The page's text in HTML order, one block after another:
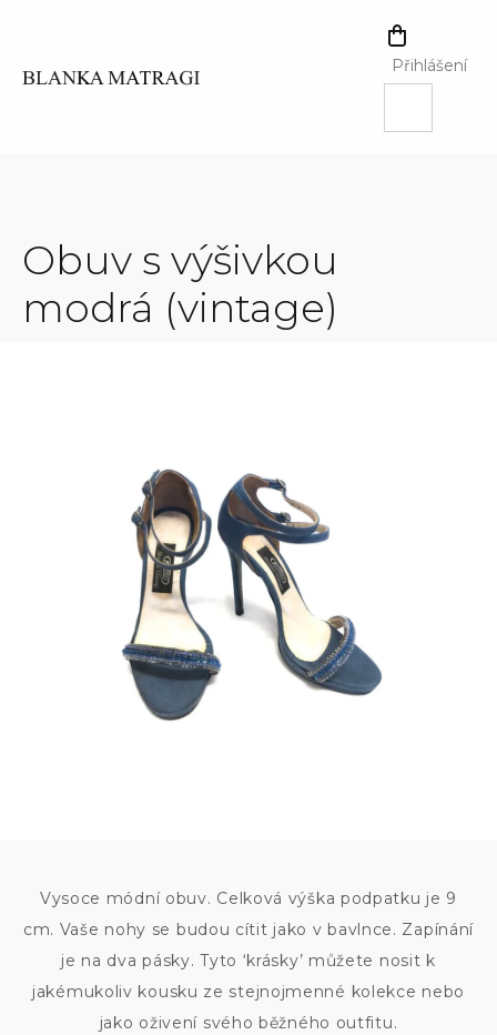
NÁKUPNÍ
KOŠÍK
Přihlášení
Obuv s výšivkou
modrá (vintage)
Vysoce módní obuv. Celková výška podpatku je 9
cm. Vaše nohy se budou cítit jako v bavlnce. Zapínání
je na dva pásky. Tyto ‘krásky’ můžete nosit k
jakémukoliv kousku ze stejnojmenné kolekce nebo
jako oživení svého běžného outfitu.